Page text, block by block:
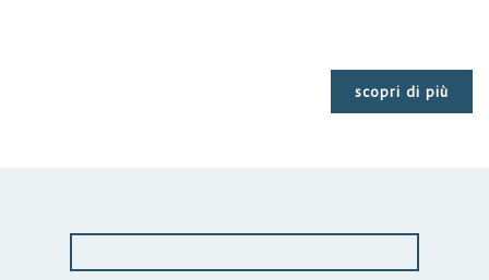
scopri di più